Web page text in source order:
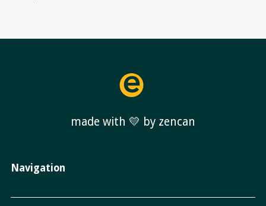
made with 💛 by zencan
Navigation